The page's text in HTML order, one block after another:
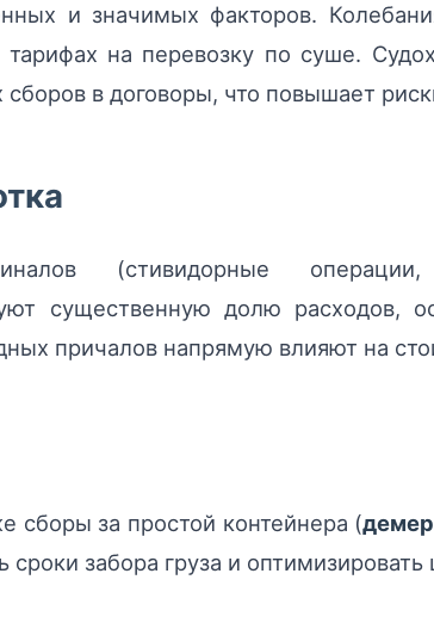
и значимых факторов.
на перевозку по суше.
в договоры, что повышает
(стивидорные операции,
существенную долю расходов,
причалов напрямую влияют на
сборы за простой контейнера (
забора груза и оптимизировать